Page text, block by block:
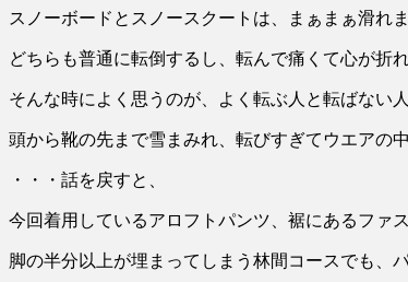
スノーボードとスノースクートは、まぁまぁ滑れ
どちらも普通に転倒するし、転んで痛くて心が折
そんな時によく思うのが、よく転ぶ人と転ばない
頭から靴の先まで雪まみれ、転びすぎてウエアの
・・・話を戻すと、
今回着用しているアロフトパンツ、裾にあるファ
脚の半分以上が埋まってしまう林間コースでも、